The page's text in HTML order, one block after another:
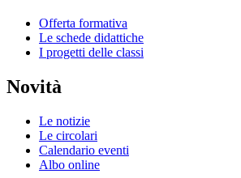
Offerta formativa
Le schede didattiche
I progetti delle classi
Novità
Le notizie
Le circolari
Calendario eventi
Albo online